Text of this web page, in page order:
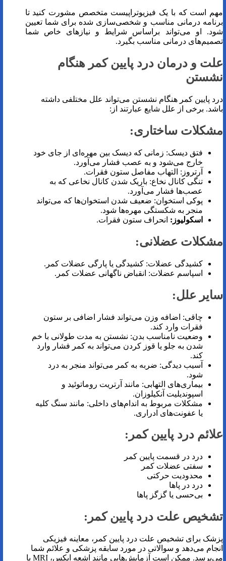
مهم است که با یک فیزیوتراپیست متخصص مشورت کنید تا
برنامه درمانی مناسب و شخصی‌سازی شده برای شما تعیین
شود. او می‌تواند براساس شرایط و نیازهای خاص شما
تصمیم‌های درمانی مناسب بگیرد.
علت و درمان درد پایین کمر هنگام
نشستن
درد پایین کمر هنگام نشستن می‌تواند علل مختلفی داشته
باشد. برخی از علل شایع عبارتند از:
مشکلات ساختاری:
فتق دیسک: زمانی که دیسک بین مهره‌ای از جای خود
خارج می‌شود و به عصب فشار می‌آورد.
آرتروز: التهاب مفاصل ستون فقرات.
تنگی کانال نخاع: باریک شدن کانال نخاعی که به
عصب‌ها فشار می‌آورد.
پوکی استخوان: ضعیف شدن استخوان‌ها که می‌تواند
منجر به شکستگی مهره‌ها شود.
اسکولیوز: انحراف ستون فقرات.
مشکلات عضلانی:
کشیدگی عضلات: کشیدگی یا پارگی عضلات کمر.
اسپاسم عضلات: انقباض ناگهانی عضلات کمر.
سایر علل:
چاقی: اضافه وزن می‌تواند فشار اضافی بر ستون
فقرات وارد کند.
وضعیت نامناسب بدن: نشستن به مدت طولانی با خم
شدن به جلو یا قوز کردن می‌تواند به کمر فشار وارد
کند.
آسیب دیدگی: ضربه به کمر می‌تواند منجر به درد
شود.
بیماری‌های التهابی: مانند آرتریت روماتوئید و
اسپوندیلیت آنکیلوزان.
مشکلات مربوط به اندام‌های داخلی: مانند سنگ کلیه
یا عفونت‌های ادراری.
علائم درد پایین کمر:
درد در قسمت پایین کمر
سفتی عضلات کمر
محدودیت حرکتی
درد در پاها
بی‌حسی یا گزگز پاها
تشخیص علت درد پایین کمر:
پزشک برای تشخیص علت درد پایین کمر، معاینه فیزیکی
انجام می‌دهد و سوالاتی در مورد سابقه پزشکی و علائم شما
می‌پرسد. ممکن است آزمایش‌هایی مانند اشعه ایکس، MRI یا